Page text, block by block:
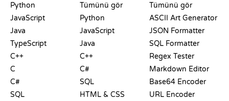
Python
JavaScript
Java
TypeScript
C++
C
C#
SQL
Tümünü gör
Python
JavaScript
Java
C++
C#
SQL
HTML & CSS
Tümünü gör
ASCII Art Generator
JSON Formatter
SQL Formatter
Regex Tester
Markdown Editor
Base64 Encoder
URL Encoder